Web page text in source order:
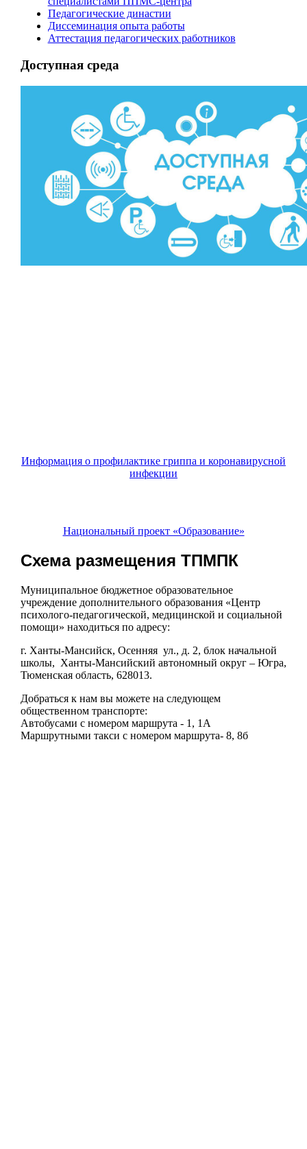
Педагогические династии
Диссеминация опыта работы
Аттестация педагогических работников
Доступная среда
Информация о профилактике гриппа и коронавирусной
инфекции
Национальный проект «Образование»
Схема размещения ТПМПК
Муниципальное бюджетное образовательное
учреждение дополнительного образования «Центр
психолого-педагогической, медицинской и социальной
помощи» находиться по адресу:
г. Ханты-Мансийск, Осенняя ул., д. 2, блок начальной
школы, Ханты-Мансийский автономный округ – Югра,
Тюменская область, 628013.
Добраться к нам вы можете на следующем
общественном транспорте:
Автобусами с номером маршрута - 1, 1А
Маршрутными такси с номером маршрута- 8, 8б